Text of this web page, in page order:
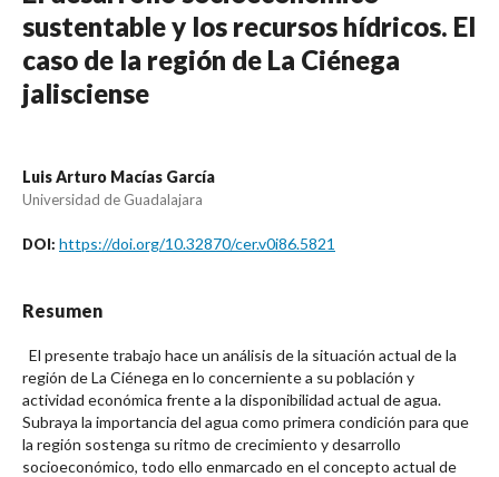
sustentable y los recursos hídricos. El
caso de la región de La Ciénega
jalisciense
Luis Arturo Macías García
Universidad de Guadalajara
DOI: https://doi.org/10.32870/cer.v0i86.5821
Resumen
El presente trabajo hace un análisis de la situación actual de la
región de La Ciénega en lo concerniente a su población y
actividad económica frente a la disponibilidad actual de agua.
Subraya la importancia del agua como primera condición para que
la región sostenga su ritmo de crecimiento y desarrollo
socioeconómico, todo ello enmarcado en el concepto actual de